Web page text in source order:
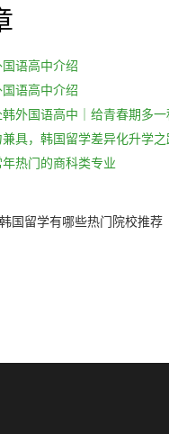
语高中介绍
语高中介绍
外国语高中｜给青春期多
具，韩国留学差异化升学
热门的商科类专业
国留学有哪些热门院校推荐